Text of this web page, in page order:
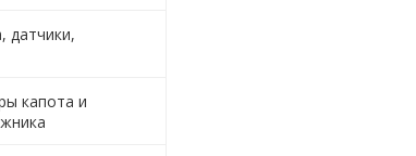
датчики,
капота и